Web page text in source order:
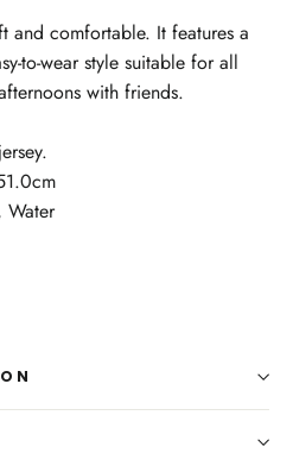
and comfortable. It features a
to-wear style suitable for all
with friends.
Water